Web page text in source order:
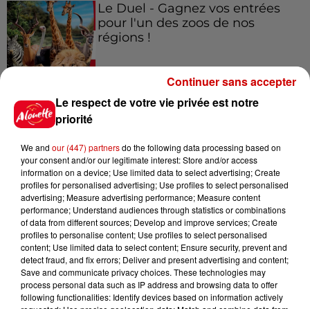
Le Duel - Gagnez vos entrées
pour l'un des zoos de nos
régions !
Destination Vacances - Gagnez
Destination Vacances : inscrivez-
vous !
Le respect de votre vie privée est notre
priorité
We and our (447) partnersdo the following data processing based on
your consent and/or our legitimate interest: Store and/or access
information on a device; Use limited data to select advertising; Create
profiles for personalised advertising; Use profiles to select personalised
advertising; Measure advertising performance; Measure content
performance; Understand audiences through statistics or combinations
of data from different sources; Develop and improve services; Create
profiles to personalise content; Use profiles to select personalised
content; Use limited data to select content; Ensure security, prevent and
detect fraud, and fix errors; Deliver and present advertising and content;
Save and communicate privacy choices. These technologies may
process personal data such as IP address and browsing data to offer
following functionalities: Identify devices based on information actively
Continuer sans accepter